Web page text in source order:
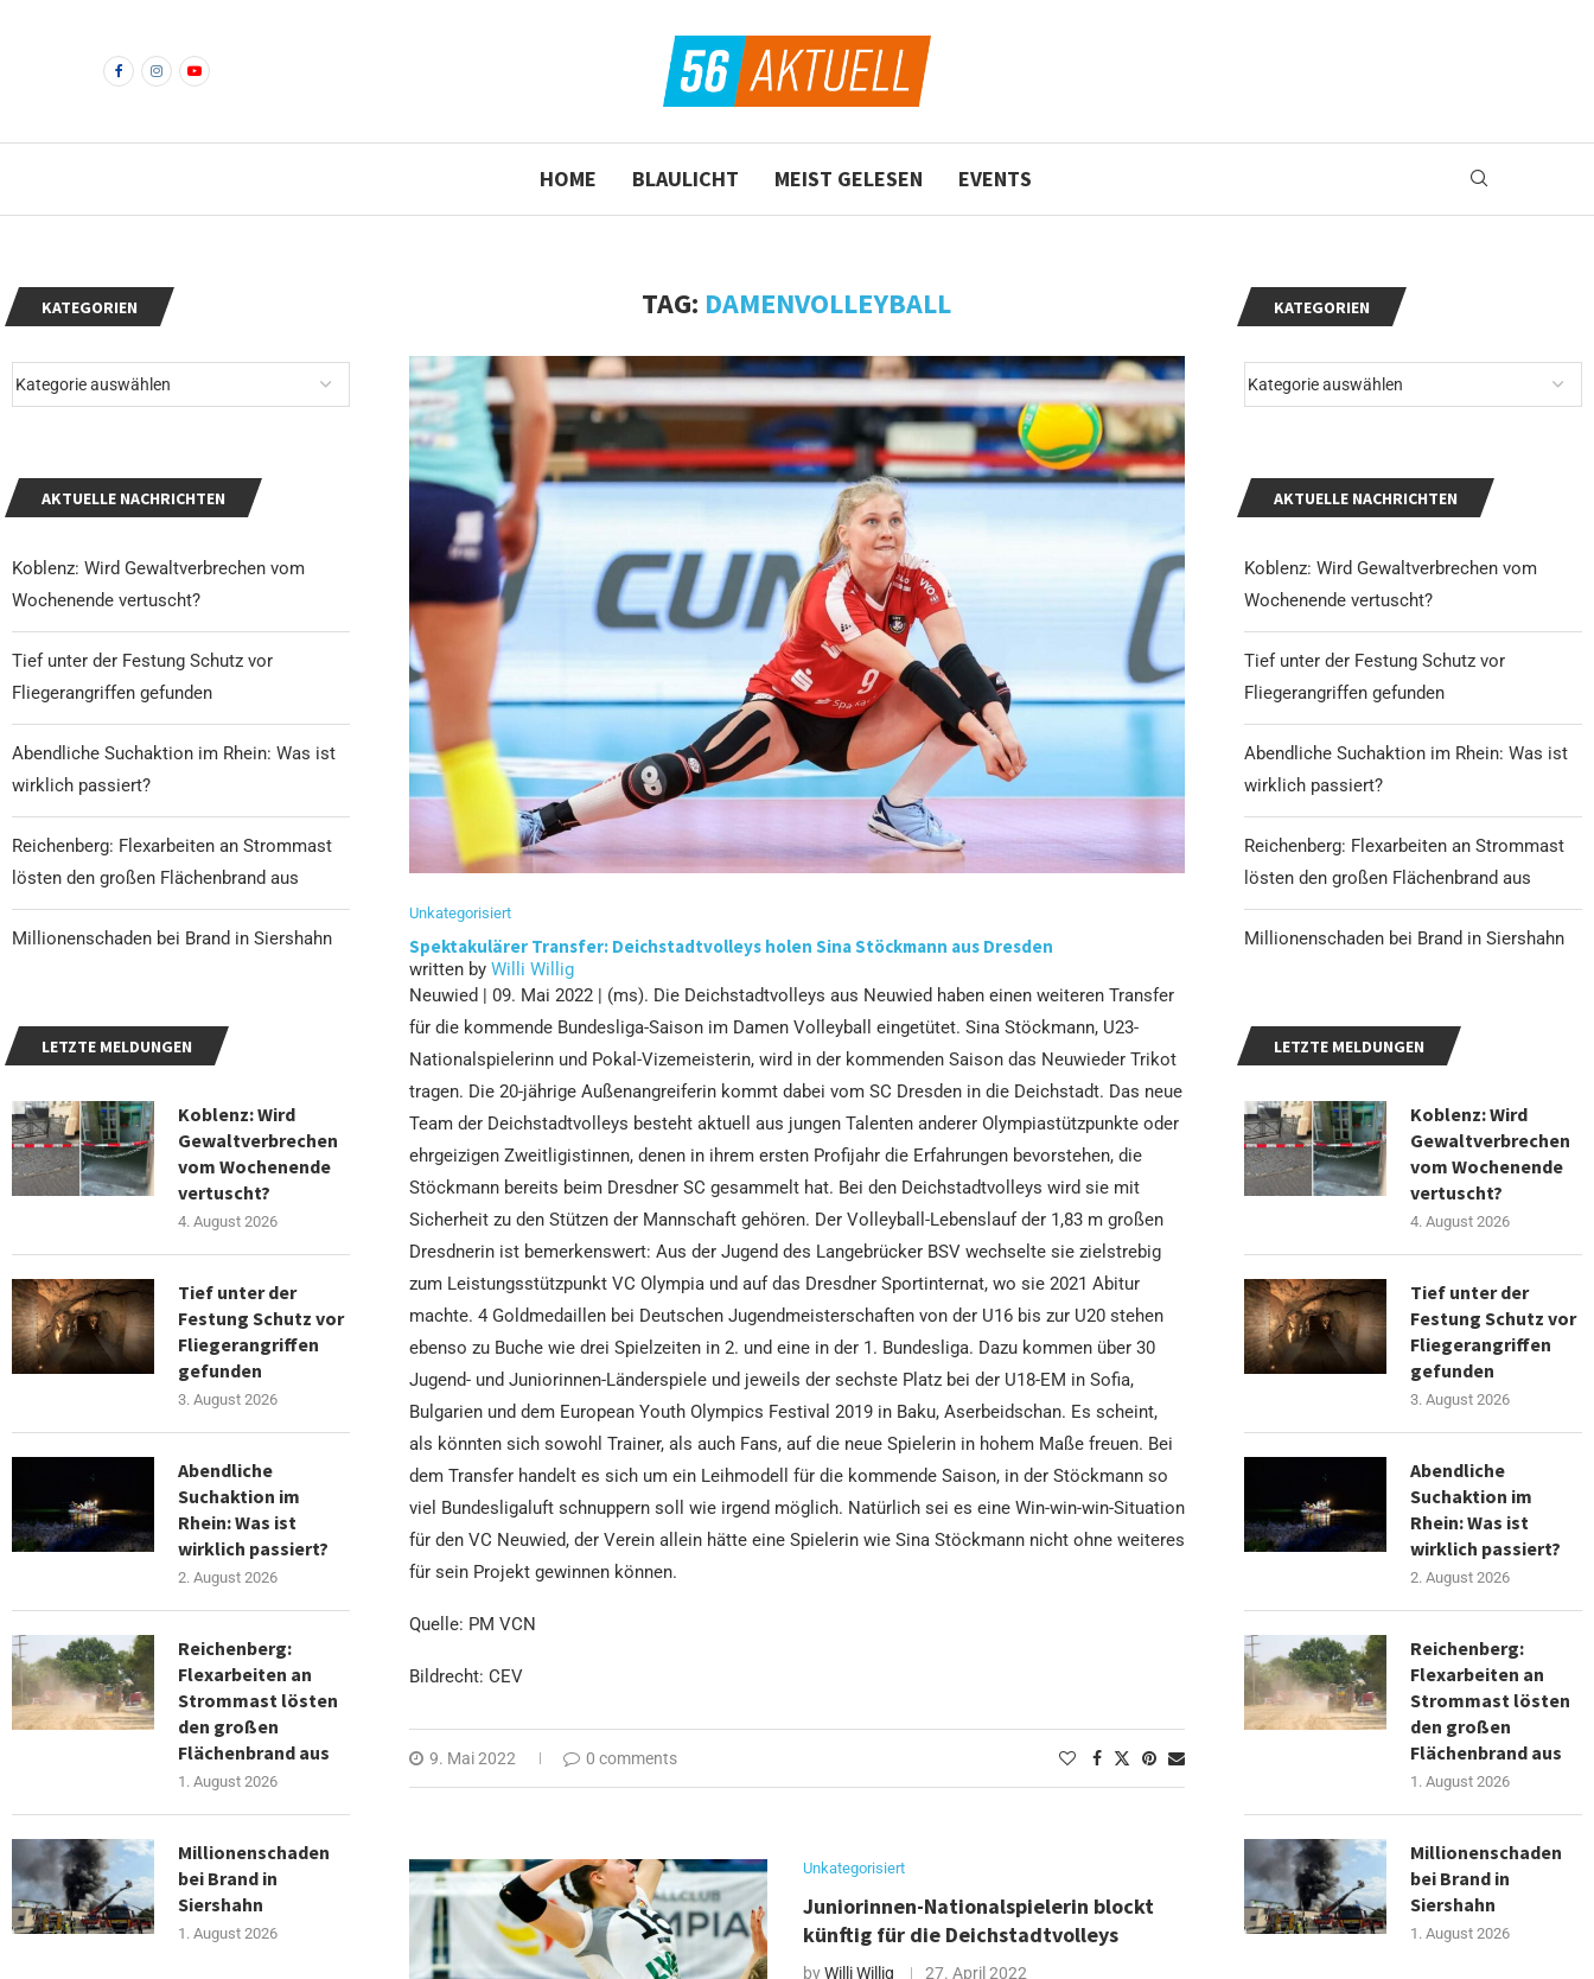
HOME BLAULICHT MEIST GELESEN EVENTS
TAG: DAMENVOLLEYBALL
Unkategorisiert
Spektakulärer Transfer: Deichstadtvolleys holen Sina Stöckmann aus Dresden
written by Willi Willig
Neuwied | 09. Mai 2022 | (ms). Die Deichstadtvolleys aus Neuwied haben einen weiteren Transfer
für die kommende Bundesliga-Saison im Damen Volleyball eingetütet. Sina Stöckmann, U23-
Nationalspielerinn und Pokal-Vizemeisterin, wird in der kommenden Saison das Neuwieder Trikot
tragen. Die 20-jährige Außenangreiferin kommt dabei vom SC Dresden in die Deichstadt. Das neue
Team der Deichstadtvolleys besteht aktuell aus jungen Talenten anderer Olympiastützpunkte oder
ehrgeizigen Zweitligistinnen, denen in ihrem ersten Profijahr die Erfahrungen bevorstehen, die
Stöckmann bereits beim Dresdner SC gesammelt hat. Bei den Deichstadtvolleys wird sie mit
Sicherheit zu den Stützen der Mannschaft gehören. Der Volleyball-Lebenslauf der 1,83 m großen
Dresdnerin ist bemerkenswert: Aus der Jugend des Langebrücker BSV wechselte sie zielstrebig
zum Leistungsstützpunkt VC Olympia und auf das Dresdner Sportinternat, wo sie 2021 Abitur
machte. 4 Goldmedaillen bei Deutschen Jugendmeisterschaften von der U16 bis zur U20 stehen
ebenso zu Buche wie drei Spielzeiten in 2. und eine in der 1. Bundesliga. Dazu kommen über 30
Jugend- und Juniorinnen-Länderspiele und jeweils der sechste Platz bei der U18-EM in Sofia,
Bulgarien und dem European Youth Olympics Festival 2019 in Baku, Aserbeidschan. Es scheint,
als könnten sich sowohl Trainer, als auch Fans, auf die neue Spielerin in hohem Maße freuen. Bei
dem Transfer handelt es sich um ein Leihmodell für die kommende Saison, in der Stöckmann so
viel Bundesligaluft schnuppern soll wie irgend möglich. Natürlich sei es eine Win-win-win-Situation
für den VC Neuwied, der Verein allein hätte eine Spielerin wie Sina Stöckmann nicht ohne weiteres
für sein Projekt gewinnen können.
Quelle: PM VCN
Bildrecht: CEV
9. Mai 2022 0 comments
Unkategorisiert
Juniorinnen-Nationalspielerin blockt
künftig für die Deichstadtvolleys
byWilli Willig 27. April 2022
KATEGORIEN
AKTUELLE NACHRICHTEN
Koblenz: Wird Gewaltverbrechen vom
Wochenende vertuscht?
Tief unter der Festung Schutz vor
Fliegerangriffen gefunden
Abendliche Suchaktion im Rhein: Was ist
wirklich passiert?
Reichenberg: Flexarbeiten an Strommast
lösten den großen Flächenbrand aus
Millionenschaden bei Brand in Siershahn
LETZTE MELDUNGEN
Koblenz: Wird
Gewaltverbrechen
vom Wochenende
vertuscht?
4. August 2026
Tief unter der
Festung Schutz vor
Fliegerangriffen
gefunden
3. August 2026
Abendliche
Suchaktion im
Rhein: Was ist
wirklich passiert?
2. August 2026
Reichenberg:
Flexarbeiten an
Strommast lösten
den großen
Flächenbrand aus
1. August 2026
Millionenschaden
bei Brand in
Siershahn
1. August 2026
KATEGORIEN
AKTUELLE NACHRICHTEN
Koblenz: Wird Gewaltverbrechen vom
Wochenende vertuscht?
Tief unter der Festung Schutz vor
Fliegerangriffen gefunden
Abendliche Suchaktion im Rhein: Was ist
wirklich passiert?
Reichenberg: Flexarbeiten an Strommast
lösten den großen Flächenbrand aus
Millionenschaden bei Brand in Siershahn
LETZTE MELDUNGEN
Koblenz: Wird
Gewaltverbrechen
vom Wochenende
vertuscht?
4. August 2026
Tief unter der
Festung Schutz vor
Fliegerangriffen
gefunden
3. August 2026
Abendliche
Suchaktion im
Rhein: Was ist
wirklich passiert?
2. August 2026
Reichenberg:
Flexarbeiten an
Strommast lösten
den großen
Flächenbrand aus
1. August 2026
Millionenschaden
bei Brand in
Siershahn
1. August 2026